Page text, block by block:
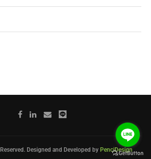
Designed and Developed by PenciDesign